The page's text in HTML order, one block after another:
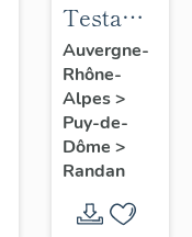
Testament
politique
de
Philippe
d'Orléans,
comte de
Paris
Auvergne-
Rhône-
Alpes>
Puy-de-
Dôme >
Randan